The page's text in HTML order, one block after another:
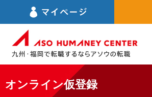
オンライン仮登録